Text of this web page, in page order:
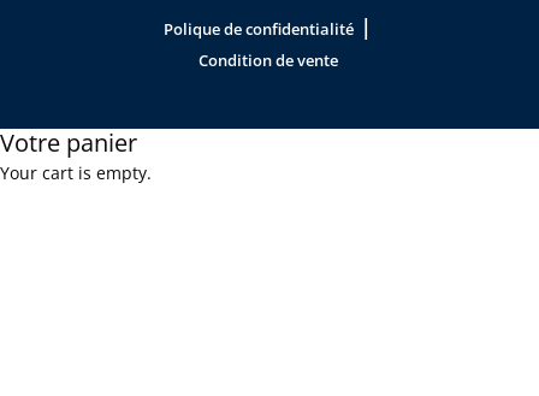
Polique de confidentialité |
Condition de vente
Votre panier
Your cart is empty.